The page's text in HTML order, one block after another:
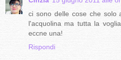
ci sono delle cose che solo
l'acquolina ma tutta la
eccne una!
Rispondi